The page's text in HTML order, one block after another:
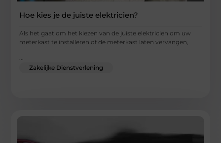
Hoe kies je de juiste elektricien?
Als het gaat om het kiezen van de juiste elektricien om uw
meterkast te installeren of de meterkast laten vervangen,
...
Zakelijke Dienstverlening